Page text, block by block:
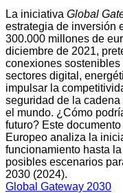
La iniciativa Global
estrategia de inversión
300.000 millones de
diciembre de 2021,
conexiones
sectores digital,
impulsar la
seguridad de la
el mundo. ¿Cómo
futuro? Este
Europeo analiza la
funcionamiento hasta
posibles escenarios
2030 (2024).
Global Gateway 2030